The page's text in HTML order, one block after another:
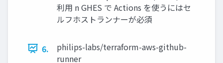
利⽤ n GHES で Actions を使うにはセ
ルフホストランナーが必須
6.
philips-labs/terraform-aws-github-
runner